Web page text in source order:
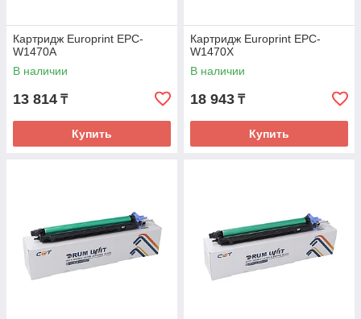
Картридж Europrint EPC-
W1470A
В наличии
13 814 ₸
Купить
Картридж Europrint EPC-
W1470X
В наличии
18 943 ₸
Купить